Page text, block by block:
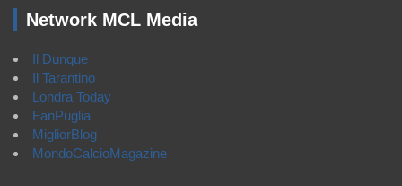
Network MCL Media
Il Dunque
Il Tarantino
Londra Today
FanPuglia
MigliorBlog
MondoCalcioMagazine